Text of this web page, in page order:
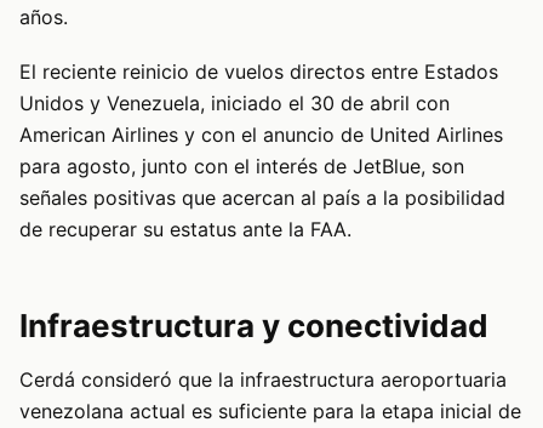
años.
El reciente reinicio de vuelos directos entre Estados
Unidos y Venezuela, iniciado el 30 de abril con
American Airlines y con el anuncio de United Airlines
para agosto, junto con el interés de JetBlue, son
señales positivas que acercan al país a la posibilidad
de recuperar su estatus ante la FAA.
Infraestructura y conectividad
Cerdá consideró que la infraestructura aeroportuaria
venezolana actual es suficiente para la etapa inicial de